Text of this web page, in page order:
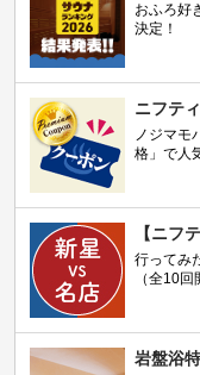
おふろ好
決定！
ニフテ
ノジマモ
格」で人
【ニフ
行ってみ
（全10
岩盤浴